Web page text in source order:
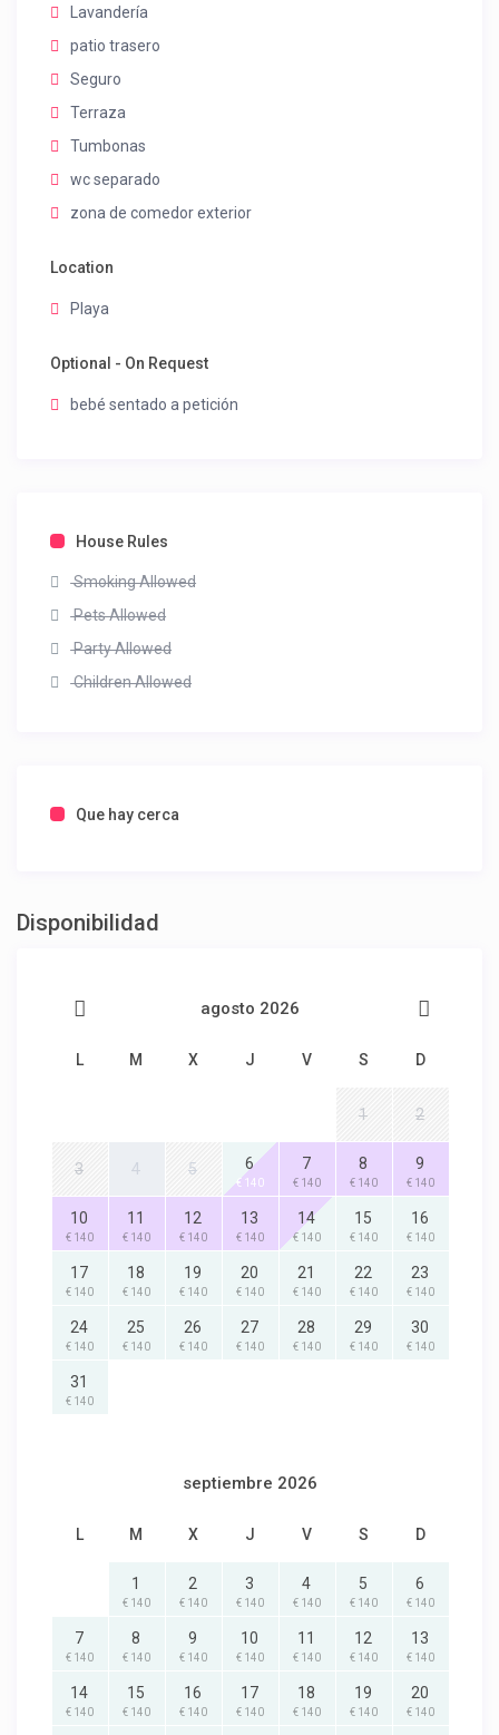
Lavandería
patio trasero
Seguro
Terraza
Tumbonas
wc separado
zona de comedor exterior
Location
Playa
Optional - On Request
bebé sentado a petición
House Rules
Smoking Allowed
Pets Allowed
Party Allowed
Children Allowed
Que hay cerca
Disponibilidad
agosto 2026
L M X J V S D
1 2
3 4 5 6
€ 140
7
€ 140
8
€ 140
9
€ 140
10
€ 140
11
€ 140
12
€ 140
13
€ 140
14
€ 140
15
€ 140
16
€ 140
17
€ 140
18
€ 140
19
€ 140
20
€ 140
21
€ 140
22
€ 140
23
€ 140
24
€ 140
25
€ 140
26
€ 140
27
€ 140
28
€ 140
29
€ 140
30
€ 140
31
€ 140
septiembre 2026
L M X J V S D
1
€ 140
2
€ 140
3
€ 140
4
€ 140
5
€ 140
6
€ 140
7
€ 140
8
€ 140
9
€ 140
10
€ 140
11
€ 140
12
€ 140
13
€ 140
14
€ 140
15
€ 140
16
€ 140
17
€ 140
18
€ 140
19
€ 140
20
€ 140